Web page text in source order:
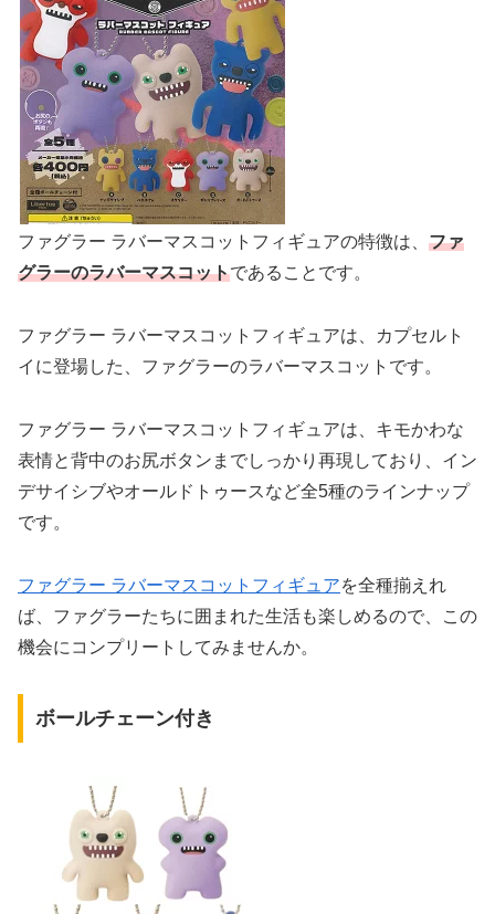
ファグラー ラバーマスコットフィギュアの特徴は、 ファ
グラーのラバーマスコットであることです。
ファグラー ラバーマスコットフィギュアは、カプセルト
イに登場した、ファグラーのラバーマスコットです。
ファグラー ラバーマスコットフィギュアは、キモかわな
表情と背中のお尻ボタンまでしっかり再現しており、イン
デサイシブやオールドトゥースなど全5種のラインナップ
です。
ファグラー ラバーマスコットフィギュアを全種揃えれ
ば、ファグラーたちに囲まれた生活も楽しめるので、この
機会にコンプリートしてみませんか。
ボールチェーン付き